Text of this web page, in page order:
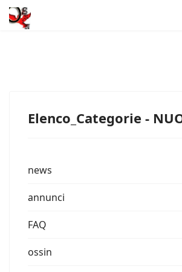
Elenco_Categorie -
news
annunci
FAQ
ossin